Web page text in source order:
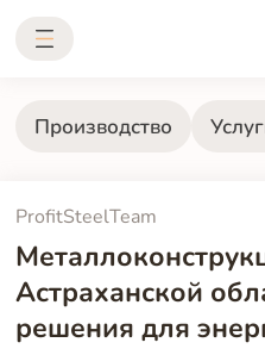
Производство
ProfitSteelTeam
Астраханской
решения для